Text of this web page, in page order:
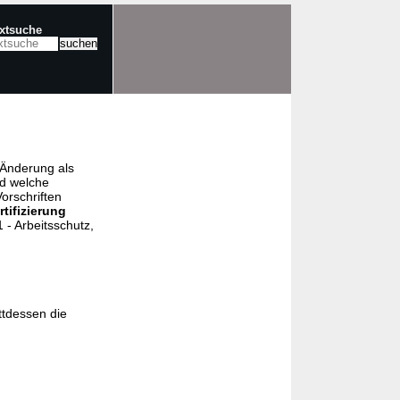
als
welche
Arbeitsschutz,
die